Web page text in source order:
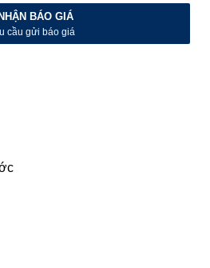
BÁO GIÁ
cầu gửi báo giá